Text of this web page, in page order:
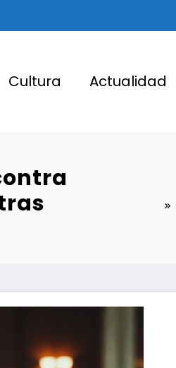
Cultura Actualidad